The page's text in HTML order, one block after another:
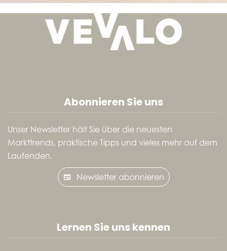
Abonnieren Sie uns
Unser Newsletter hält Sie über die neuesten
Markttrends, praktische Tipps und vieles mehr auf dem
Laufenden.
Newsletter abonnieren
Lernen Sie uns kennen